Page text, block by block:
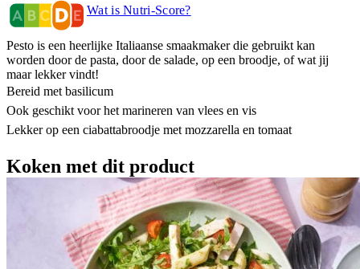
Wat is Nutri-Score?
Pesto is een heerlijke Italiaanse smaakmaker die gebruikt kan
worden door de pasta, door de salade, op een broodje, of wat jij
maar lekker vindt!
Bereid met basilicum
Ook geschikt voor het marineren van vlees en vis
Lekker op een ciabattabroodje met mozzarella en tomaat
Koken met dit product